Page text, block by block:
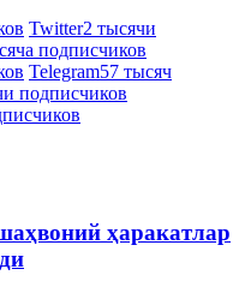
Twitter2 тысячи
подписчиков
Telegram57 тысяч
подписчиков
ҳаракатлар